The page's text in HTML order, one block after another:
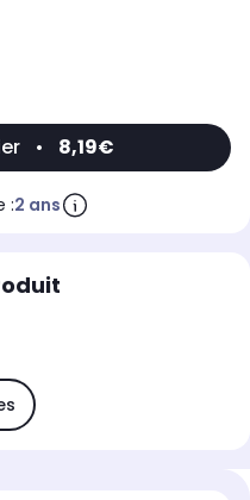
• 8,19€
:2 ans